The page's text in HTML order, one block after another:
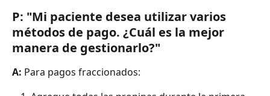
P: "Mi paciente desea utilizar varios
métodos de pago. ¿Cuál es la mejor
manera de gestionarlo?"
A: Para pagos fraccionados: